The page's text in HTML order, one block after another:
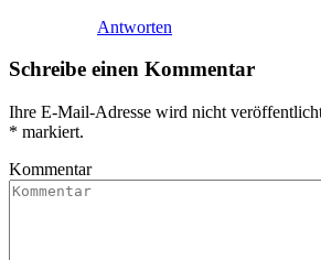
Antworten
Schreibe einen Kommentar
Ihre E-Mail-Adresse wird nicht
* markiert.
Kommentar